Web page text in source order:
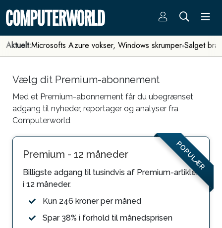
Aktuelt:Microsofts Azure vokser, Windows skrumper Salget
Vælg dit Premium-abonnement
Med et Premium-abonnement får du ubegrænset
adgang til nyheder, reportager og analyser fra
Computerworld
POPULÆR
Premium - 12 måneder
Billigste adgang til tusindvis af Premium-artikler
i 12 måneder.
Kun 246 kroner per måned
Spar 38% i forhold til månedsprisen